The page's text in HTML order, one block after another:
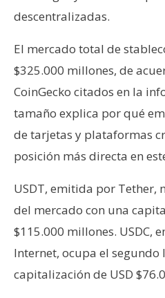
t
o
P
u
b
l
c
d
a
d
descentralizadas.
El mercado total de
$325.000 millones, de
CoinGecko citados en la
tamaño explica por qué
de tarjetas y plataformas
posición más directa en
USDT, emitida por Tether,
del mercado con una
$115.000 millones. USDC,
Internet, ocupa el segundo
capitalización de USD